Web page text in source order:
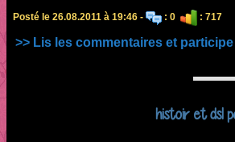
Posté le 26.08.2011 à 19:46 - : 0 : 717
>> Lis les commentaires et participe
histoir et dsl